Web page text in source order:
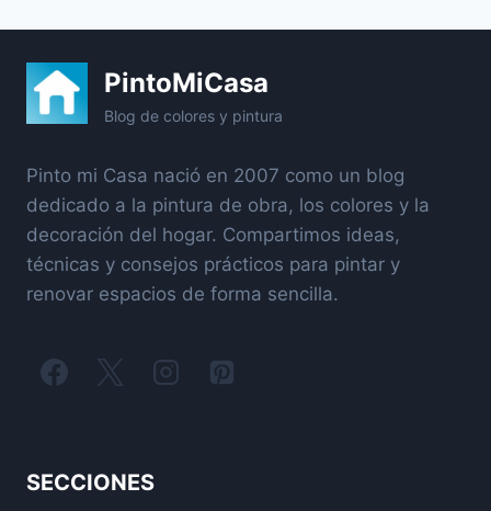
PintoMiCasa
Blog de colores y pintura
Pinto mi Casa nació en 2007 como un blog
dedicado a la pintura de obra, los colores y la
decoración del hogar. Compartimos ideas,
técnicas y consejos prácticos para pintar y
renovar espacios de forma sencilla.
SECCIONES